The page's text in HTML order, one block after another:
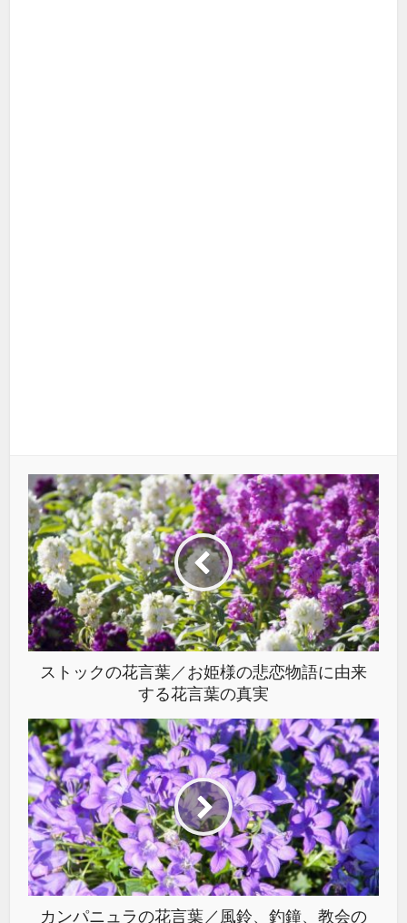
ストックの花言葉／お姫様の悲恋物語に由来
する花言葉の真実
カンパニュラの花言葉／風鈴、釣鐘、教会の